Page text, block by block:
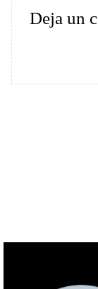
Deja un